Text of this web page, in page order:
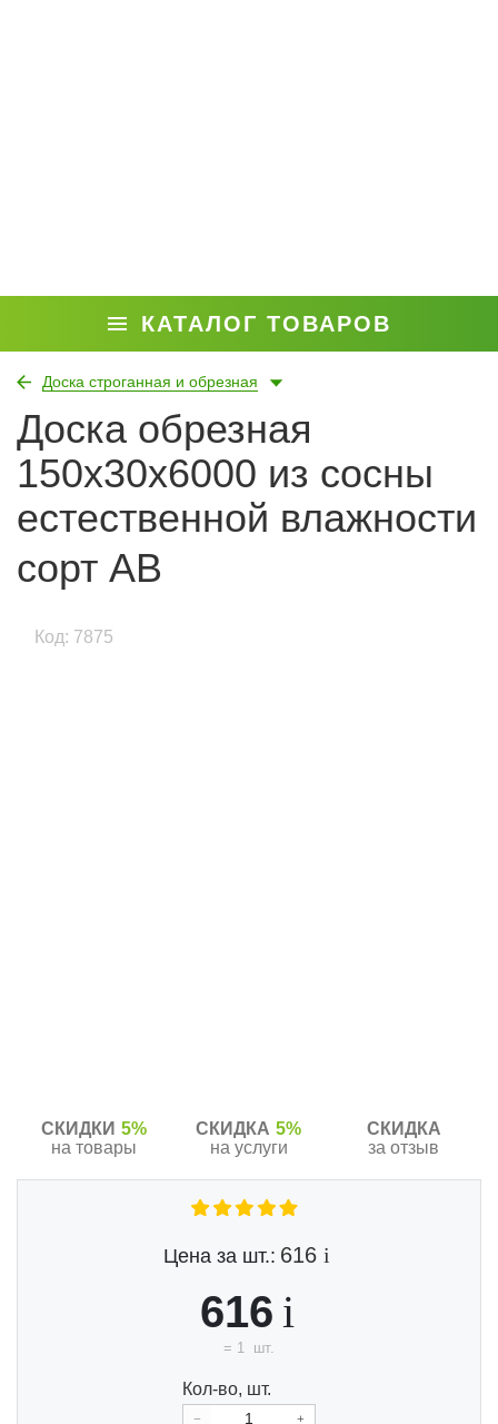
КАТАЛОГ ТОВАРОВ
Доска строганная и обрезная
Доска обрезная
150x30x6000 из сосны
естественной влажности
сорт АВ
Код: 7875
СКИДКИ 5%
на товары
СКИДКА 5%
на услуги
СКИДКА
за отзыв
Цена за шт.: 616
616
= 1 шт.
Кол-во, шт.